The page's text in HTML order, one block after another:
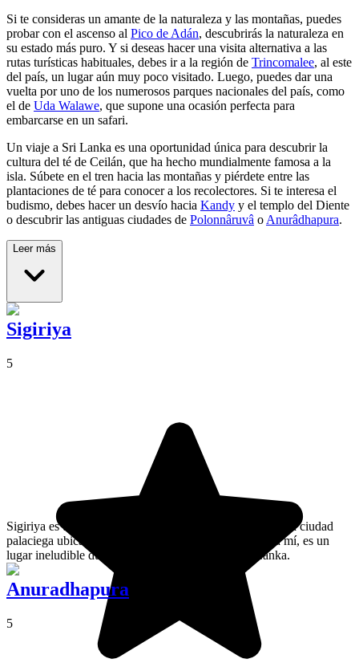
Si te consideras un amante de la naturaleza y las montañas, puedes
probar con el ascenso al Pico de Adán, descubrirás la naturaleza en
su estado más puro. Y si deseas hacer una visita alternativa a las
rutas turísticas habituales, debes ir a la región de Trincomalee, al este
del país, un lugar aún muy poco visitado. Luego, puedes dar una
vuelta por uno de los numerosos parques nacionales del país, como
el de Uda Walawe, que supone una ocasión perfecta para
embarcarse en un safari.
Un viaje a Sri Lanka es una oportunidad única para descubrir la
cultura del té de Ceilán, que ha hecho mundialmente famosa a la
isla. Súbete en el tren hacia las montañas y piérdete entre las
plantaciones de té para conocer a los recolectores. Si te interesa el
budismo, debes hacer un desvío hacia Kandy y el templo del Diente
o descubrir las antiguas ciudades de Polonnâruvâ o Anurâdhapura.
Leer más
Sigiriya
5
Sigiriya es un importante sitio arqueológico y una antigua ciudad
palaciega ubicada en la cima de una famosa roca. Para mí, es un
lugar ineludible durante cualquier estancia en Sri Lanka.
Anuradhapura
5